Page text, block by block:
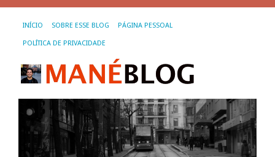
INÍCIO SOBRE ESSE BLOG PÁGINA PESSOAL
POLÍTICA DE PRIVACIDADE